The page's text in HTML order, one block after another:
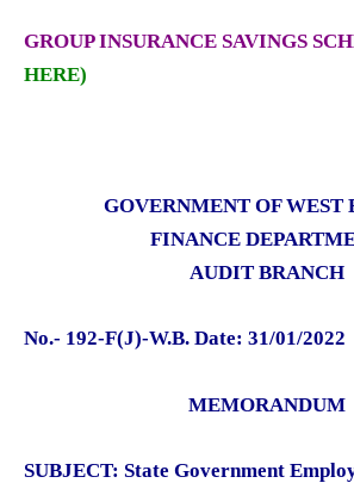
GROUP INSURANCE SAVINGS
HERE)
GOVERNMENT OF WEST
FINANCE
AUDIT BRANCH
No.- 192-F(J)-W.B. Date: 31/01/2022
MEMORANDUM
SUBJECT: State Government